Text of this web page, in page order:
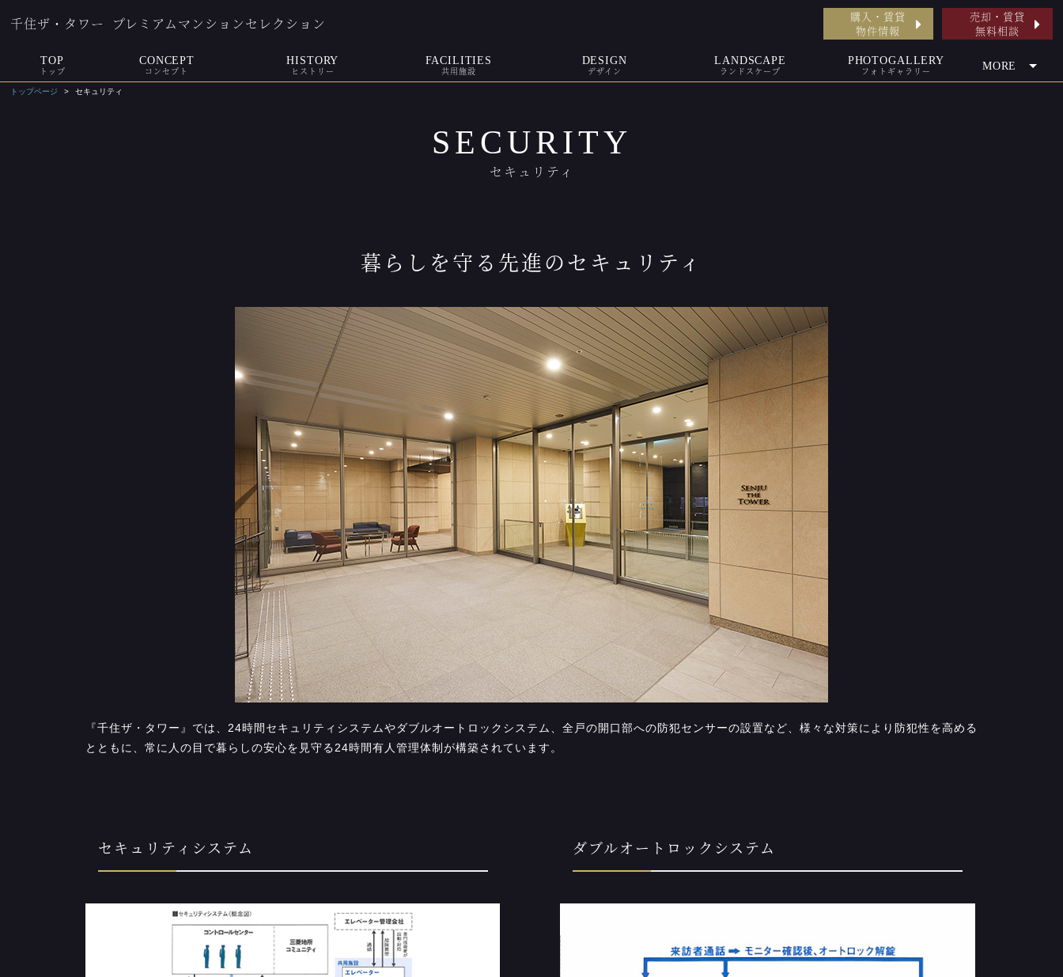
千住ザ・タワー プレミアムマンションセレクション
購入・賃貸
物件情報
売却・賃貸
無料相談
TOP
トップ
CONCEPT
コンセプト
HISTORY
ヒストリー
FACILITIES
共用施設
DESIGN
デザイン
LANDSCAPE
ランドスケープ
PHOTOGALLERY
フォトギャラリー
MORE
トップページ セキュリティ
SECURITY
セキュリティ
暮らしを守る先進のセキュリティ
『千住ザ・タワー』では、24時間セキュリティシステムやダブルオートロックシステム、全戸の開口部への防犯センサーの設置など、様々な対策により防犯性を高める
とともに、常に人の目で暮らしの安心を見守る24時間有人管理体制が構築されています。
セキュリティシステム ダブルオートロックシステム